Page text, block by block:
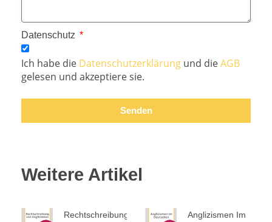
Datenschutz
Ich habe die Datenschutzerklärung und dieAGB
gelesen und akzeptiere sie.
Senden
Weitere Artikel
Rechtschreibung
Anglizismen Im